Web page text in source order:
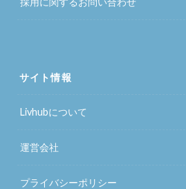
サイト情報
Livhubについて
運営会社
プライバシーポリシー